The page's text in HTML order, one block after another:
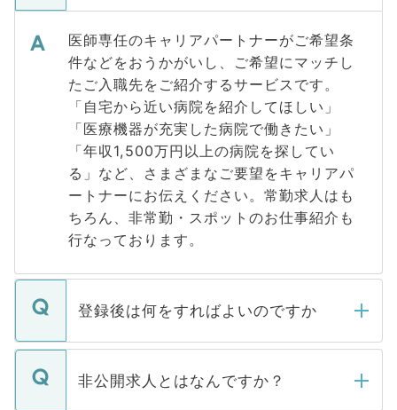
医師専任のキャリアパートナーがご希望条
件などをおうかがいし、ご希望にマッチし
たご入職先をご紹介するサービスです。
「自宅から近い病院を紹介してほしい」
「医療機器が充実した病院で働きたい」
「年収1,500万円以上の病院を探してい
る」など、さまざまなご要望をキャリアパ
ートナーにお伝えください。常勤求人はも
ちろん、非常勤・スポットのお仕事紹介も
行なっております。
登録後は何をすればよいのですか
ご登録いただきましたら、弊社担当者がご
登録内容を確認し、その後メールもしくは
非公開求人とはなんですか？